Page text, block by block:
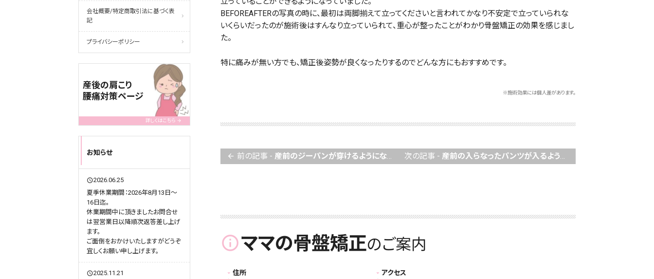
BEFOREAFTERの写真の時に、最初は両脚揃えて立ってくださいと言われてかなり不安定で立っていられな
いくらいだったのが施術後はすんなり立っていられて、重心が整ったことがわかり骨盤矯正の効果を感じまし
た。
特に痛みが無い方でも、矯正後姿勢が良くなったりするのでどんな方にもおすすめです。
※施術効果には個人差があります。
arrow_back 前の記事 - 産前のジーパンが穿けるようになり、体重も落ちてきました！ 次の記事 - 産前の入らなったパンツが入るようになり、骨盤がぎゅっと締まった感覚がありました！
info_outlineママの骨盤矯正のご案内
住所
アクセス
会社概要/特定商取引法に基づく表
記
プライバシーポリシー
産後の肩こり
腰痛対策ページ
詳しくはこちら
お知らせ
query_builder2026.06.25
夏季休業期間：2026年8月13日～
16日迄。
休業期間中に頂きましたお問合せ
は翌営業日以降順次返答差し上げ
ます。
ご面倒をおかけいたしますがどうぞ
宜しくお願い申し上げます。
query_builder2025.11.21